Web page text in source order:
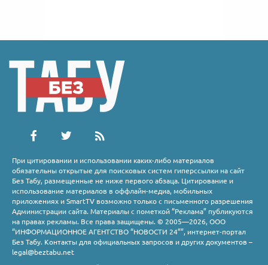
При цитировании и использовании каких-либо материалов
обязательны открытые для поисковых систем гиперссылки на сайт
Без Табу, размещенные не ниже первого абзаца. Цитирование и
использование материалов в оффлайн-медиа, мобильных
приложениях и SmartTV возможно только с письменного разрешения
Администрации сайта. Материалы с пометкой “Реклама” публикуются
на правах рекламы. Все права защищены. © 2005—2026, ООО
“ИНФОРМАЦИОННОЕ АГЕНТСТВО “НОВОСТИ 24””, интернет-портал
Без Табу. Контакты для официальных запросов и других документов –
legal@beztabu.net